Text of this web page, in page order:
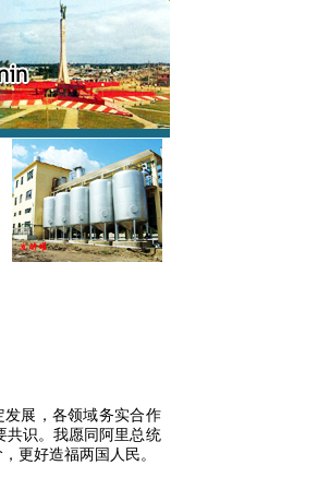
展，各领域务实合作
共识。我愿同阿里总统
更好造福两国人民。